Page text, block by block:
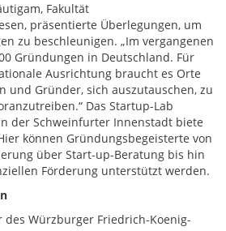
Fakultät
präsentierte Überlegungen, um
zu beschleunigen. „Im vergangenen
Gründungen in Deutschland. Für
Ausrichtung braucht es Orte
und Gründer, sich auszutauschen, zu
Das Startup-Lab
der Schweinfurter Innenstadt biete
können Gründungsbegeisterte von
über Start-up-Beratung bis hin
Förderung unterstützt werden.
des Würzburger Friedrich-Koenig-